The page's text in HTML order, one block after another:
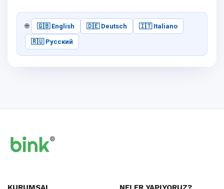
🌐 🇬🇧 English 🇩🇪 Deutsch 🇮🇹 Italiano
🇷🇺 Русский